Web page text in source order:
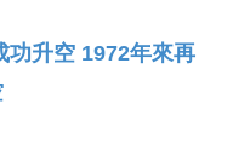
功升空 1972年來再